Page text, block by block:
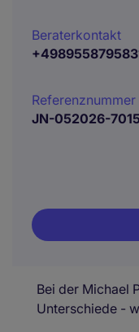
Beraterkontakt
Referenznummer
JN-052026-
Bei der Michael
Unterschiede -